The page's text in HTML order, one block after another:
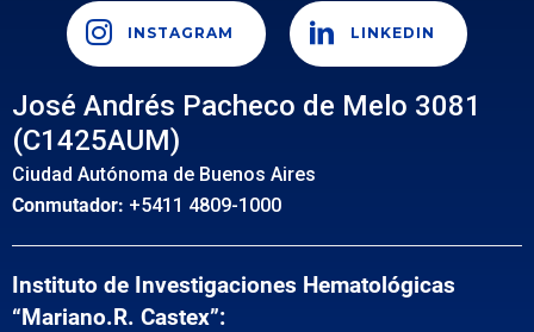
INSTAGRAM LINKEDIN
José Andrés Pacheco de Melo 3081
(C1425AUM)
Ciudad Autónoma de Buenos Aires
Conmutador: +5411 4809-1000
Instituto de Investigaciones Hematológicas
“Mariano.R. Castex”: